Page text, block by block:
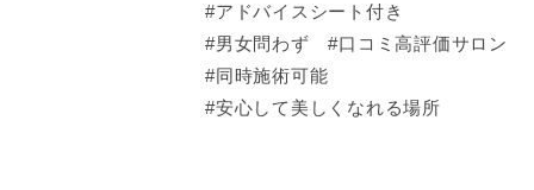
#アドバイスシート付き
#男女問わず #口コミ高評価サロン
#同時施術可能
#安心して美しくなれる場所